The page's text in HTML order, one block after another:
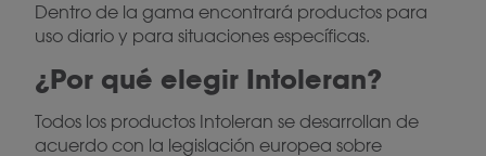
Dentro de la gama encontrará productos para
uso diario y para situaciones específicas.
¿Por qué elegir Intoleran?
Todos los productos Intoleran se desarrollan de
acuerdo con la legislación europea sobre